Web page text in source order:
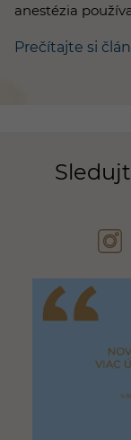
anestézia
Prečítajte si